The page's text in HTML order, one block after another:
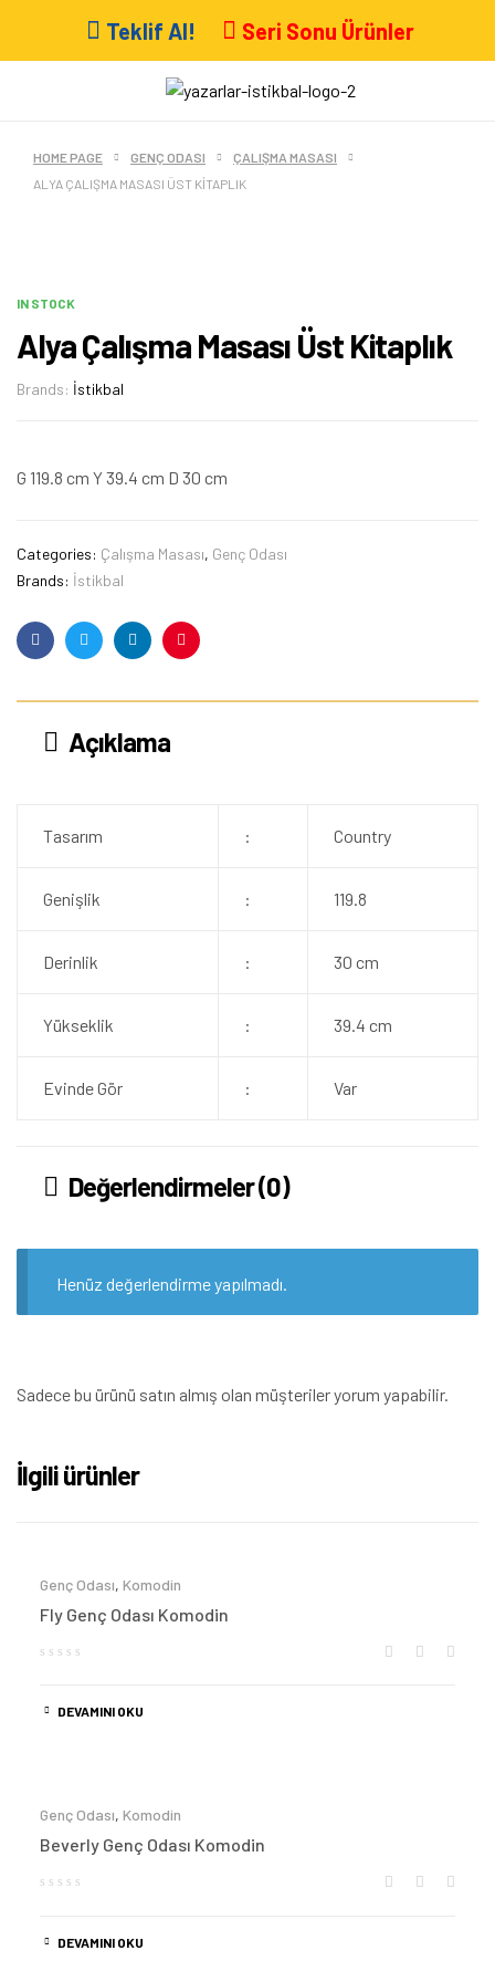
Teklif Al! Seri Sonu Ürünler
HOME PAGE GENÇ ODASI
ÇALIŞMA MASASI
ALYA ÇALIŞMA MASASI ÜST KITAPLIK
IN STOCK
Alya Çalışma Masası Üst Kitaplık
Brands: İstikbal
G 119.8 cm Y 39.4 cm D 30 cm
Categories: Çalışma Masası, Genç Odası
Brands: İstikbal
FacebookTwitterLinkedinPinterest
Açıklama
Tasarım : Country
Genişlik : 119.8
Derinlik : 30 cm
Yükseklik : 39.4 cm
Evinde Gör : Var
Değerlendirmeler (0)
Henüz değerlendirme yapılmadı.
Sadece bu ürünü satın almış olan müşteriler yorum yapabilir.
İlgili ürünler
Genç Odası, Komodin
Fly Genç Odası Komodin
DEVAMINI OKU
Genç Odası, Komodin
Beverly Genç Odası Komodin
DEVAMINI OKU